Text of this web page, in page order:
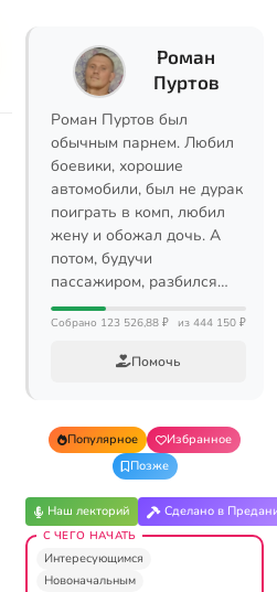
Роман
Пуртов
Роман Пуртов был
обычным парнем. Любил
боевики, хорошие
автомобили, был не дурак
поиграть в комп, любил
жену и обожал дочь. А
потом, будучи
пассажиром, разбился…
Собрано 123 526,88 ₽ из 444 150 ₽
Помочь
Популярное
Избранное
Позже
Наш лекторий Сделано в
С ЧЕГО НАЧАТЬ
Интересующимся
Новоначальным